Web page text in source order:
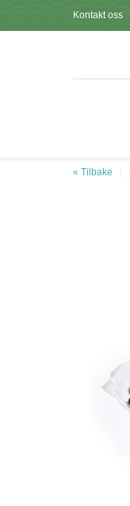
Kontakt oss
« Tilbake